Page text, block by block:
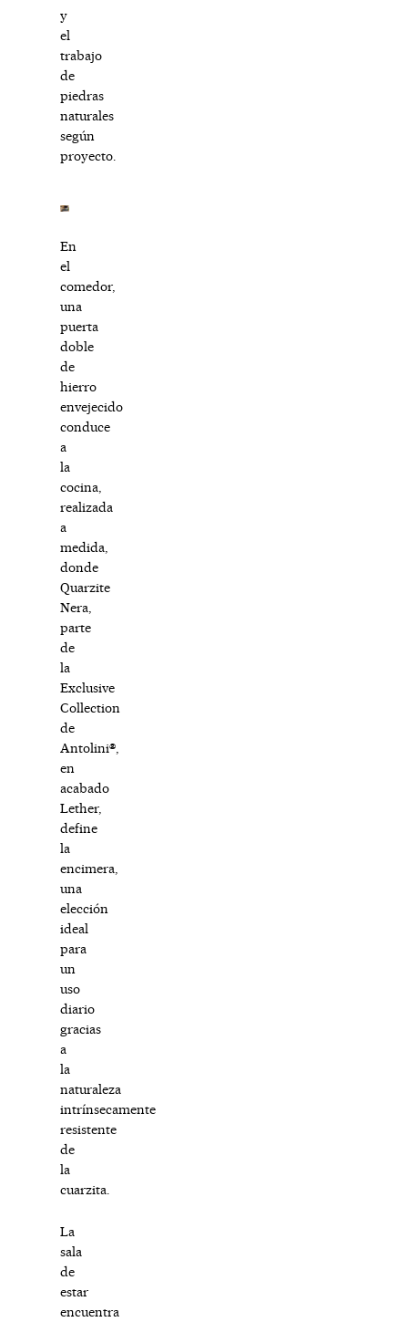
y
el
trabajo
de
piedras
naturales
según
proyecto.
En
el
comedor,
una
puerta
doble
de
hierro
envejecido
conduce
a
la
cocina,
realizada
a
medida,
donde
Quarzite
Nera,
parte
de
la
Exclusive
Collection
de
Antolini®,
en
acabado
Lether,
define
la
encimera,
una
elección
ideal
para
un
uso
diario
gracias
a
la
naturaleza
intrínsecamente
resistente
de
la
cuarzita.
La
sala
de
estar
encuentra